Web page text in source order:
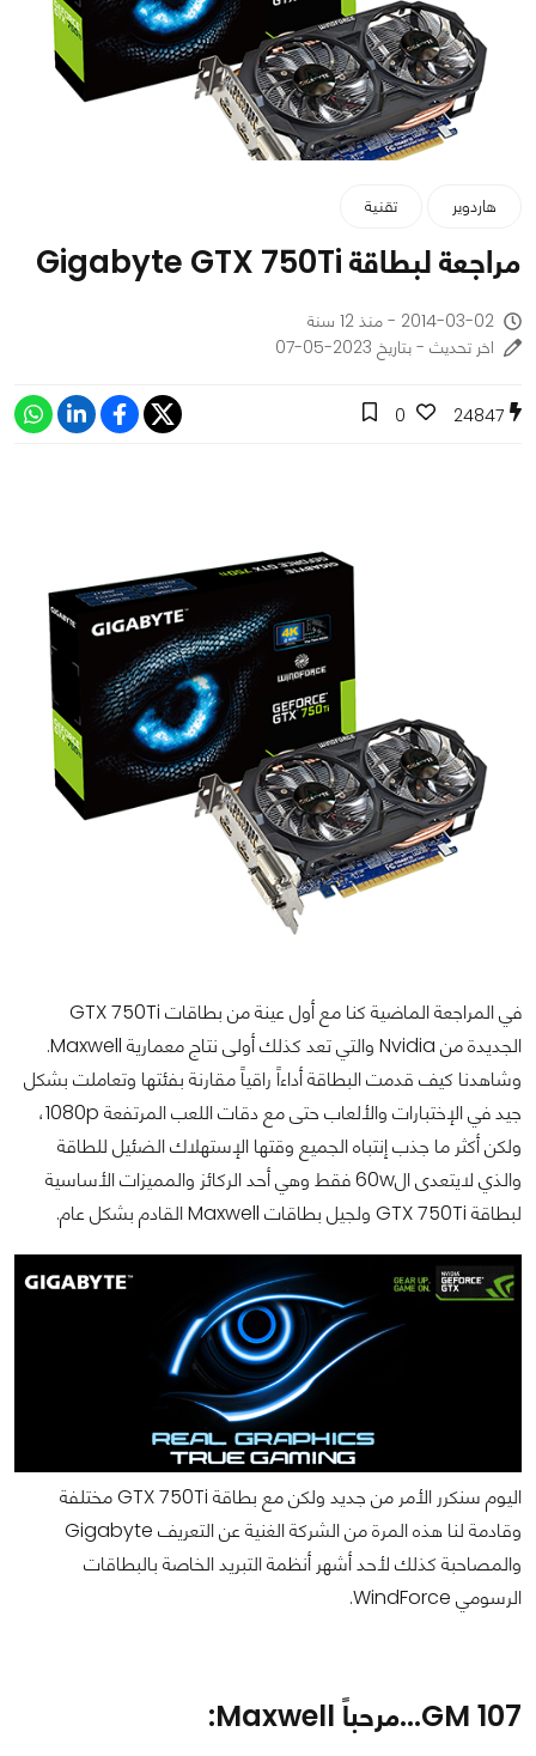
هاردوير تقنية
مراجعة لبطاقة Gigabyte GTX 750Ti
2014-03-02 - منذ 12 سنة
اخر تحديث - بتاريخ 2023-05-07
24847
0
في المراجعة الماضية كنا مع أول عينة من بطاقات GTX 750Ti
الجديدة من Nvidia والتي تعد كذلك أولى نتاج معمارية Maxwell.
وشاهدنا كيف قدمت البطاقة أداءاً راقياً مقارنة بفئتها وتعاملت بشكل
جيد في الإختبارات والألعاب حتى مع دقات اللعب المرتفعة 1080p،
ولكن أكثر ما جذب إنتباه الجميع وقتها الإستهلاك الضئيل للطاقة
والذي لايتعدى ال60w فقط وهي أحد الركائز والمميزات الأساسية
لبطاقة GTX 750Ti ولجيل بطاقات Maxwell القادم بشكل عام.
اليوم سنكرر الأمر من جديد ولكن مع بطاقة GTX 750Ti مختلفة
وقادمة لنا هذه المرة من الشركة الغنية عن التعريف Gigabyte
والمصاحبة كذلك لأحد أشهر أنظمة التبريد الخاصة بالبطاقات
الرسومي WindForce.
GM 107...مرحباً Maxwell: